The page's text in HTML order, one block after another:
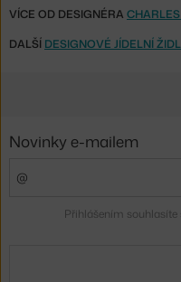
VÍCE OD DESIGNÉRA
DALŠÍ DESIGNOVÉ JÍDELNÍ
Novinky e-mailem
Přihlášením souhlasíte